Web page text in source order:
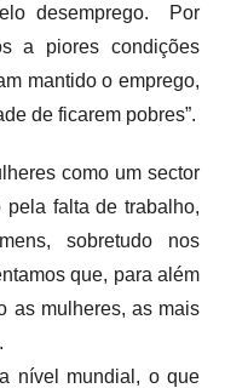
desemprego. Por
a piores condições
mantido o emprego,
de ficarem pobres”.
como um sector
falta de trabalho,
sobretudo nos
que, para além
as mulheres, as mais
nível mundial, o que